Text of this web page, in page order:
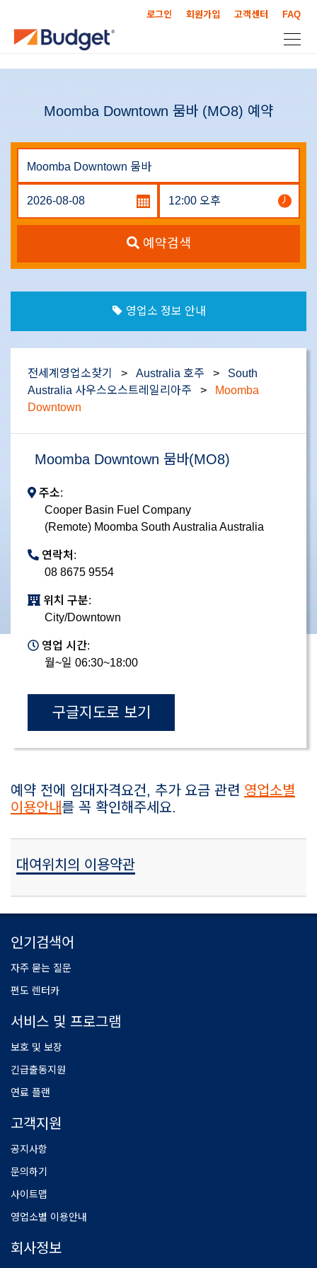
로그인 회원가입 고객센터 FAQ
Moomba Downtown 뭄바 (MO8) 예약
예약검색
영업소 정보 안내
전세계영업소찾기 > Australia 호주 >
South
Australia 사우스오스트레일리아주
>
Moomba
Downtown
Moomba Downtown 뭄바(MO8)
주소:
Cooper Basin Fuel Company
(Remote) Moomba South Australia Australia
연락처:
08 8675 9554
위치 구분:
City/Downtown
영업 시간:
월~일 06:30~18:00
구글지도로 보기
예약 전에 임대자격요건, 추가 요금 관련 영업소별
이용안내를 꼭 확인해주세요.
대여위치의 이용약관
인기검색어
자주 묻는 질문
편도 렌터카
서비스 및 프로그램
보호 및 보장
긴급출동지원
연료 플랜
고객지원
공지사항
문의하기
사이트맵
영업소별 이용안내
회사정보